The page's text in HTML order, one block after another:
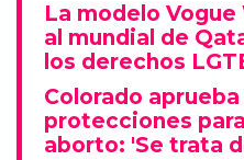
La modelo
al mundial de
los derechos
Colorado
protecciones
aborto: 'Se trata